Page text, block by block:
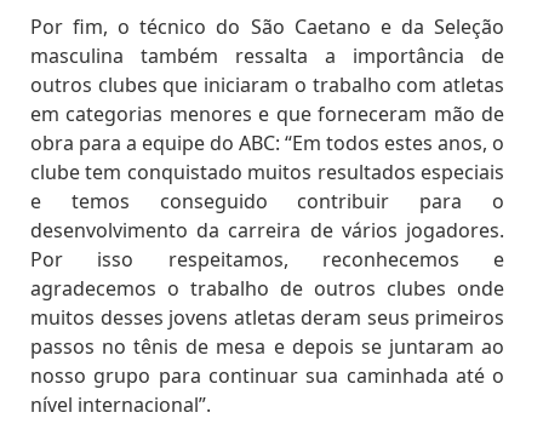
Por fim, o técnico do São Caetano e da Seleção
masculina também ressalta a importância de
outros clubes que iniciaram o trabalho com atletas
em categorias menores e que forneceram mão de
obra para a equipe do ABC: “Em todos estes anos, o
clube tem conquistado muitos resultados especiais
e temos conseguido contribuir para o
desenvolvimento da carreira de vários jogadores.
Por isso respeitamos, reconhecemos e
agradecemos o trabalho de outros clubes onde
muitos desses jovens atletas deram seus primeiros
passos no tênis de mesa e depois se juntaram ao
nosso grupo para continuar sua caminhada até o
nível internacional”.